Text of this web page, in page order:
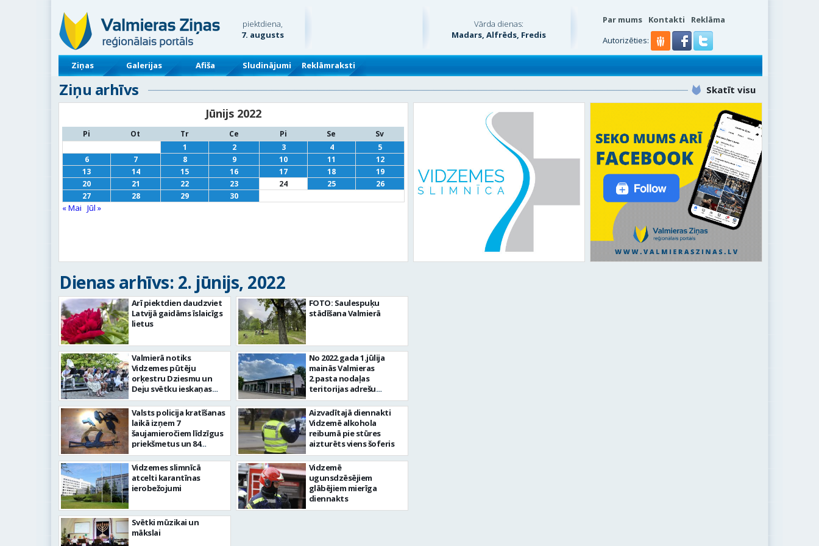
piektdiena,
7. augusts
Vārda dienas:
Madars, Alfrēds, Fredis
Par mums Kontakti
Reklāma
Autorizēties:
Ziņas Galerijas Afiša Sludinājumi Reklāmraksti
Ziņu arhīvs Skatīt visu
Jūnijs 2022
Pi Ot Tr Ce Pi Se
Sv
1
2 3 4
5
6
7 8 9 10 11
12
13
14 15 16 17 18
19
20
21 22 23 24 25
26
27
28 29 30
« Mai Jūl »
Dienas arhīvs: 2. jūnijs, 2022
Arī piektdien daudzviet
Latvijā gaidāms īslaicīgs
lietus
Valmierā notiks
Vidzemes pūtēju
orķestru Dziesmu un
Deju svētku ieskaņas
koncerts
Valsts policija kratīšanas
laikā izņem 7
šaujamieročiem līdzīgus
priekšmetus un 84
patronas
Vidzemes slimnīcā
atcelti karantīnas
ierobežojumi
Svētki mūzikai un
mākslai
FOTO: Saulespuķu
stādīšana Valmierā
No 2022.gada 1.jūlija
mainās Valmieras
2.pasta nodaļas
teritorijas adrešu
indekss
Aizvadītajā diennakti
Vidzemē alkohola
reibumā pie stūres
aizturēts viens šoferis
Vidzemē
ugunsdzēsējiem
glābējiem mierīga
diennakts